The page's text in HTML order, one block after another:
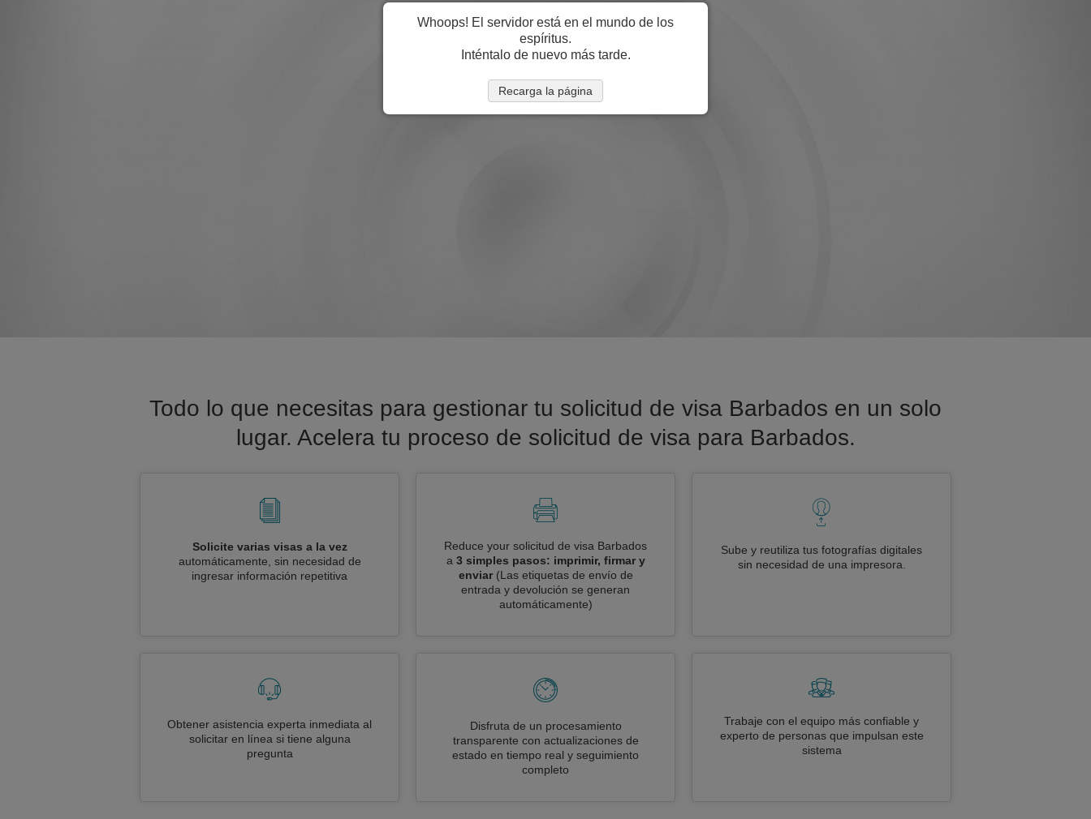
Todo lo que necesitas para gestionar tu solicitud de visa Barbados en un solo
lugar. Acelera tu proceso de solicitud de visa para Barbados.
Solicite varias visas a la vez
automáticamente, sin necesidad de
ingresar información repetitiva
Reduce your solicitud de visa Barbados
a 3 simples pasos: imprimir, firmar y
enviar (Las etiquetas de envío de
entrada y devolución se generan
automáticamente)
Sube y reutiliza tus fotografías digitales
sin necesidad de una impresora.
Obtener asistencia experta inmediata al
solicitar en línea si tiene alguna
pregunta
Disfruta de un procesamiento
transparente con actualizaciones de
estado en tiempo real y seguimiento
completo
Trabaje con el equipo más confiable y
experto de personas que impulsan este
sistema
Whoops! El servidor está en el mundo de los
espíritus.
Inténtalo de nuevo más tarde.
Recarga la página